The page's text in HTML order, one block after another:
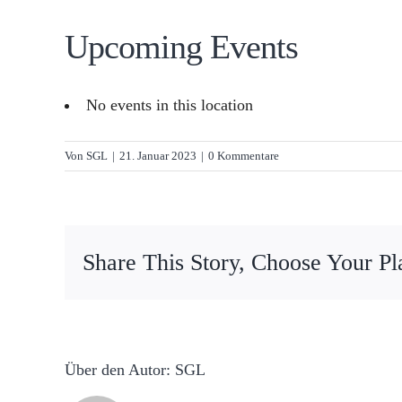
Upcoming Events
No events in this location
Von SGL | 21. Januar 2023 | 0 Kommentare
Share This Story, Choose Your
Über den Autor: SGL